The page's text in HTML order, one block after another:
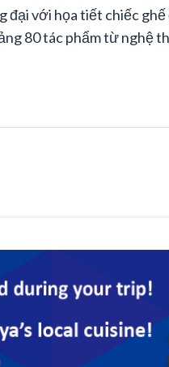
với họa tiết chiếc
80 tác phẩm từ nghệ